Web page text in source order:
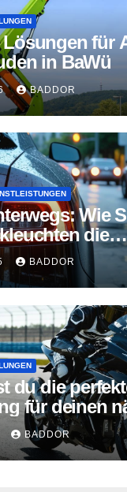
für
in BaWü
BADDOR
Wie
die
BADDOR
du die
für deinen
BADDOR